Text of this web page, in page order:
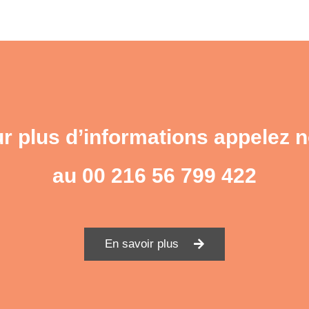
plus d’informations appelez
au 00 216 56 799 422
En savoir plus